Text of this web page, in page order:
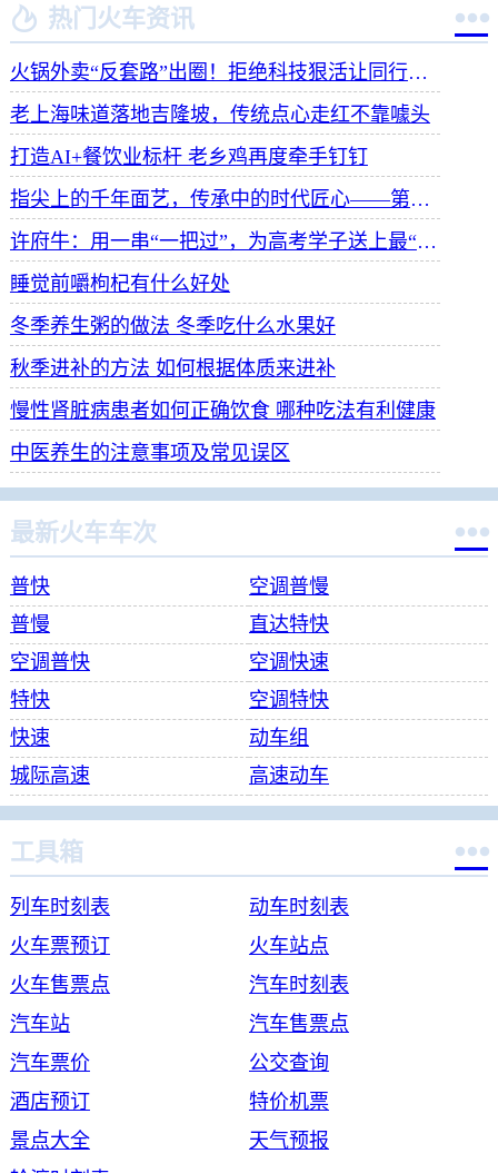
 热门火车资讯 
火锅外卖“反套路”出圈！拒绝科技狠活让同行颤抖
老上海味道落地吉隆坡，传统点心走红不靠噱头
打造AI+餐饮业标杆 老乡鸡再度牵手钉钉
指尖上的千年面艺，传承中的时代匠心——第八届“安琪酵母杯”中华发酵面食大赛武汉赛区开赛
许府牛：用一串“一把过”，为高考学子送上最“牛”祝福
睡觉前嚼枸杞有什么好处
冬季养生粥的做法 冬季吃什么水果好
秋季进补的方法 如何根据体质来进补
慢性肾脏病患者如何正确饮食 哪种吃法有利健康
中医养生的注意事项及常见误区
最新火车车次 
普快
空调普慢
普慢
直达特快
空调普快
空调快速
特快
空调特快
快速
动车组
城际高速
高速动车
工具箱 
列车时刻表
动车时刻表
火车票预订
火车站点
火车售票点
汽车时刻表
汽车站
汽车售票点
汽车票价
公交查询
酒店预订
特价机票
景点大全
天气预报